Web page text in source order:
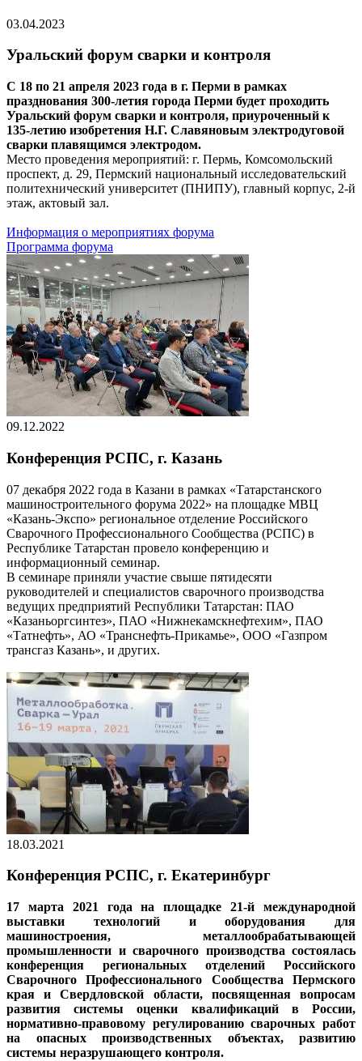
03.04.2023
Уральский форум сварки и контроля
С 18 по 21 апреля 2023 года в г. Перми в рамках
празднования 300-летия города Перми будет проходить
Уральский форум сварки и контроля, приуроченный к
135-летию изобретения Н.Г. Славяновым электродуговой
сварки плавящимся электродом.
Место проведения мероприятий: г. Пермь, Комсомольский
проспект, д. 29, Пермский национальный исследовательский
политехнический университет (ПНИПУ), главный корпус, 2-й
этаж, актовый зал.
Информация о мероприятиях форума
Программа форума
09.12.2022
Конференция РСПС, г. Казань
07 декабря 2022 года в Казани в рамках «Татарстанского
машиностроительного форума 2022» на площадке МВЦ
«Казань-Экспо» региональное отделение Российского
Сварочного Профессионального Сообщества (РСПС) в
Республике Татарстан провело конференцию и
информационный семинар.
В семинаре приняли участие свыше пятидесяти
руководителей и специалистов сварочного производства
ведущих предприятий Республики Татарстан: ПАО
«Казаньоргсинтез», ПАО «Нижнекамскнефтехим», ПАО
«Татнефть», АО «Транснефть-Прикамье», ООО «Газпром
трансгаз Казань», и других.
18.03.2021
Конференция РСПС, г. Екатеринбург
17 марта 2021 года на площадке 21-й международной
выставки технологий и оборудования для
машиностроения, металлообрабатывающей
промышленности и сварочного производства состоялась
конференция региональных отделений Российского
Сварочного Профессионального Сообщества Пермского
края и Свердловской области, посвященная вопросам
развития системы оценки квалификаций в России,
нормативно-правовому регулированию сварочных работ
на опасных производственных объектах, развитию
системы неразрушающего контроля.